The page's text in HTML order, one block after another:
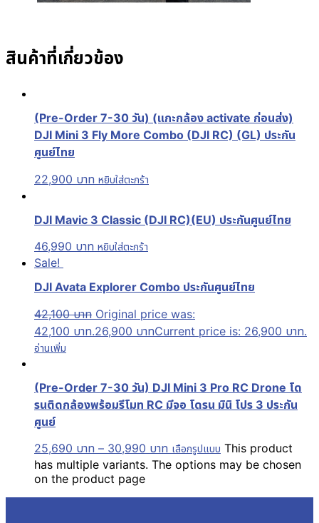
สินค้าที่เกี่ยวข้อง
(Pre-Order 7-30 วัน) (แกะกล้อง activate ก่อนส่ง)
DJI Mini 3 Fly More Combo (DJI RC) (GL) ประกัน
ศูนย์ไทย
22,900 บาท หยิบใส่ตะกร้า
DJI Mavic 3 Classic (DJI RC)(EU) ประกันศูนย์ไทย
46,990 บาท หยิบใส่ตะกร้า
Sale!
DJI Avata Explorer Combo ประกันศูนย์ไทย
42,100บาท Original price was:
42,100 บาท.26,900 บาทCurrent price is: 26,900 บาท.
อ่านเพิ่ม
(Pre-Order 7-30 วัน) DJI Mini 3 Pro RC Drone โด
รนติดกล้องพร้อมรีโมท RC มีจอ โดรน มินิ โปร 3 ประกัน
ศูนย์
25,690 บาท – 30,990 บาท เลือกรูปแบบ This product
has multiple variants. The options may be chosen
on the product page